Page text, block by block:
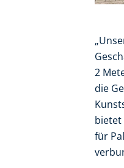
2
die
bietet
für